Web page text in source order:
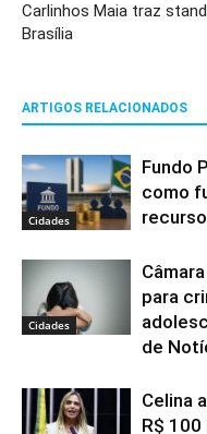
Carlinhos Maia traz
Brasília
ARTIGOS RELACIONADOS
Cidades
Fundo
como
Cidades
para
de
Celina
R$ 100